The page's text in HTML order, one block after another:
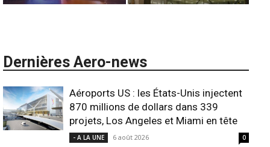
Dernières Aero-news
Aéroports US : les États-Unis injectent
870 millions de dollars dans 339
projets, Los Angeles et Miami en tête
- A LA UNE 6 août 2026 0